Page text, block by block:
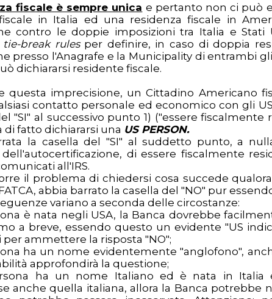
fiscale è sempre unica e pertanto non ci può
in Italia ed una residenza fiscale in
contro le doppie imposizioni tra Italia e
tie-break rulesper definire, in caso di doppia
presso l'Anagrafe e la Municipality di entrambi
dichiararsi residente fiscale.
questa imprecisione, un Cittadino Americano
contatto personale ed economico con gli
"SI" al successivo punto 1) ("essere fiscalmente
di fatto dichiararsi una US PERSON.
la casella del "SI" al suddetto punto, a
dell'autocertificazione, di essere fiscalmente
all'IRS.
il problema di chiedersi cosa succede
abbia barrato la casella del "NO" pur
variano a seconda delle circostanze:
è nata negli USA, la Banca dovrebbe
a breve, essendo questo un evidente "US
ammettere la risposta "NO";
ha un nome evidentemente "anglofono",
approfondirà la questione;
ha un nome Italiano ed è nata in Italia
anche quella italiana, allora la Banca potrebbe